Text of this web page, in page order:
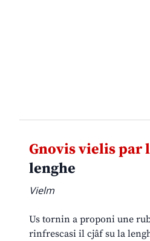
Gnovis vielis par
lenghe
Vielm
Us tornin a proponi une
rinfrescasi il cjâf su la